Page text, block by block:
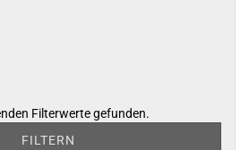
Filterwerte gefunden.
FILTERN